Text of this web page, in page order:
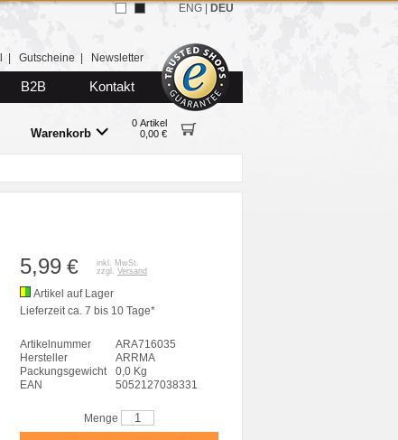
Gutscheine Newsletter
B2B Kontakt
Warenkorb
0 Artikel
0,00 €
ENG DEU
5,99 €
inkl. MwSt.
zzgl. Versand
Artikel auf Lager
Lieferzeit ca. 7 bis 10 Tage*
Artikelnummer
ARA716035
Hersteller
ARRMA
Packungsgewicht
0,0 Kg
EAN
5052127038331
Menge